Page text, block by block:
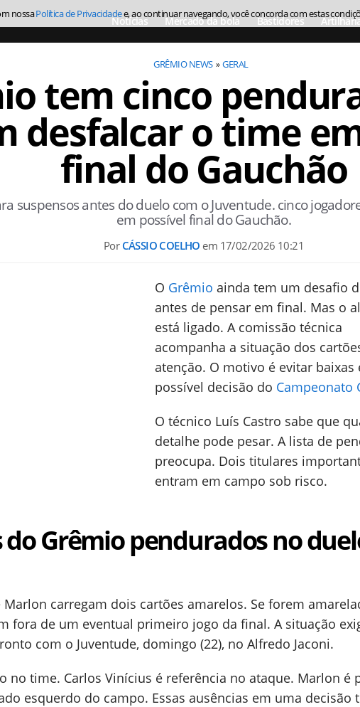
Notícias Mercado da bola Bastidores
GRÊMIO NEWS GERAL
tem cinco
desfalcar o time
final do Gauchão
suspensos antes do duelo com o Juventude. cinco
em possível final do Gauchão.
Por CÁSSIO COELHO em 17/02/2026 10:21
O Grêmio ainda tem um desafio
antes de pensar em final. Mas o
está ligado. A comissão técnica
acompanha a situação dos
atenção. O motivo é evitar baixas
possível decisão do Campeonato
O técnico Luís Castro sabe que
detalhe pode pesar. A lista de
preocupa. Dois titulares
entram em campo sob risco.
Grêmio pendurados no
Marlon carregam dois cartões amarelos. Se forem
fora de um eventual primeiro jogo da final. A situação
com o Juventude, domingo (22), no Alfredo Jaconi.
no time. Carlos Vinícius é referência no ataque. Marlon é
esquerdo do campo. Essas ausências em uma decisão
nossaPolítica de Privacidadee, ao continuar navegando, você concorda com estas